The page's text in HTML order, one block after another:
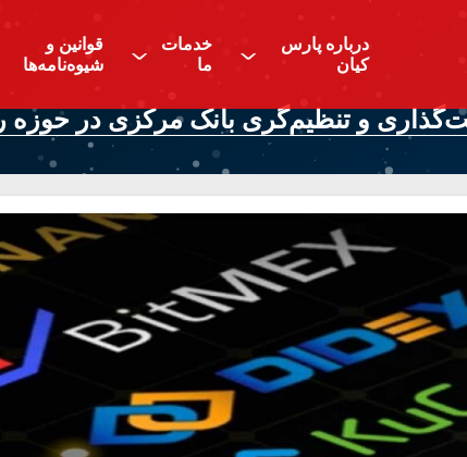
درباره پارس
کیان
^
خدمات
ما
^
قوانین و
شیوه‌نامه‌ها
و تنظیم‌­گری بانک مرکزی در حوزه